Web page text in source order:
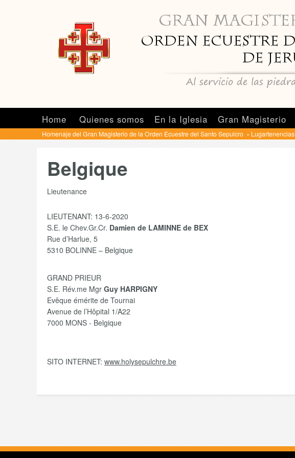
Home Quienes somos En la Iglesia Gran Magisterio
Homenaje del Gran Magisterio de la Orden Ecuestre del Santo Sepulcro » Lugartenencias
Belgique
Lieutenance
LIEUTENANT: 13-6-2020
S.E. le Chev.Gr.Cr. Damien de LAMINNE de BEX
Rue d’Harlue, 5
5310 BOLINNE – Belgique
GRAND PRIEUR
S.E. Rév.me Mgr Guy HARPIGNY
Evêque émérite de Tournai
Avenue de l’Hôpital 1/A22
7000 MONS - Belgique
SITO INTERNET: www.holysepulchre.be